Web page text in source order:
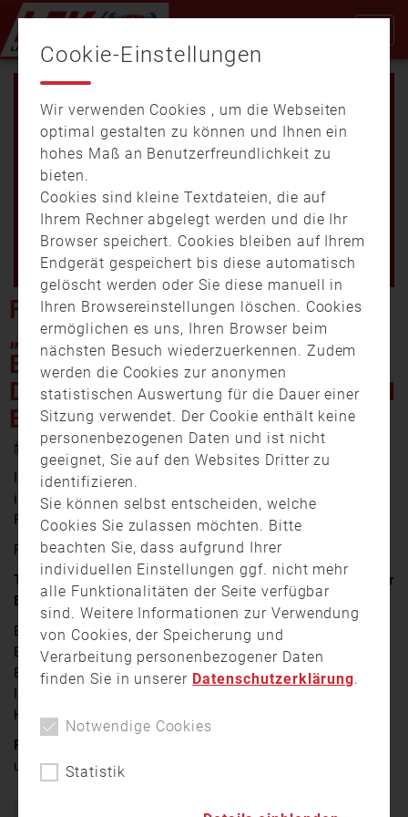
Video
FEUERWEHR MITTWOCH:
„EINSATZHINWEISE ZU
ELEKTROFAHRZEUGEN UND
DER BRANDBEKÄMPFUNG BEI
ELEKTROFAHRZEUGEN“
5. November 2025 18:00
In der Onlinereihe „Feuerwehr Mittwoch“ zur Facharbeit
im LFV Bayern werden jeden Monat Themen aus den 14
Fachbereichen vorgestellt.
Feuerwehr Mittwoch am 05.11.2025
Thema : „Einsatzhinweise zu Elektrofahrzeugen und der
Brandbekämpfung bei Elektrofahrzeugen“
Einsatzhinweise an Elektrofahrzeugen und deren
Brandbekämpfung. Erkenntnisse aus insgesamt 15
Brandversuchen mit vollelektrischen Fahrzeugen am
Institut für Brand- und Katastrophenschutz
Heyrothsberge.
Referent:
und Katastrophenschutz Heyrothsberge (IBK)
Einsatz
Cookie-Einstellungen
Wir verwenden Cookies , um die Webseiten
optimal gestalten zu können und Ihnen ein
hohes Maß an Benutzerfreundlichkeit zu
bieten.
Cookies sind kleine Textdateien, die auf
Ihrem Rechner abgelegt werden und die Ihr
Browser speichert. Cookies bleiben auf Ihrem
Endgerät gespeichert bis diese automatisch
gelöscht werden oder Sie diese manuell in
Ihren Browsereinstellungen löschen. Cookies
ermöglichen es uns, Ihren Browser beim
nächsten Besuch wiederzuerkennen. Zudem
werden die Cookies zur anonymen
statistischen Auswertung für die Dauer einer
Sitzung verwendet. Der Cookie enthält keine
personenbezogenen Daten und ist nicht
geeignet, Sie auf den Websites Dritter zu
identifizieren.
Sie können selbst entscheiden, welche
Cookies Sie zulassen möchten. Bitte
beachten Sie, dass aufgrund Ihrer
individuellen Einstellungen ggf. nicht mehr
alle Funktionalitäten der Seite verfügbar
sind. Weitere Informationen zur Verwendung
von Cookies, der Speicherung und
Verarbeitung personenbezogener Daten
finden Sie in unserer Datenschutzerklärung.
Notwendige Cookies
Statistik